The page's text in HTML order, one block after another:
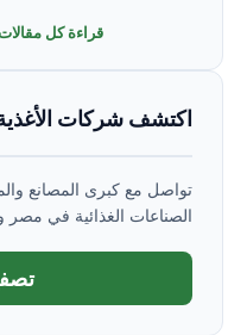
قراءة كل
اكتشف شركات
تواصل مع كبرى المصانع
الصناعات الغذائية في مصر